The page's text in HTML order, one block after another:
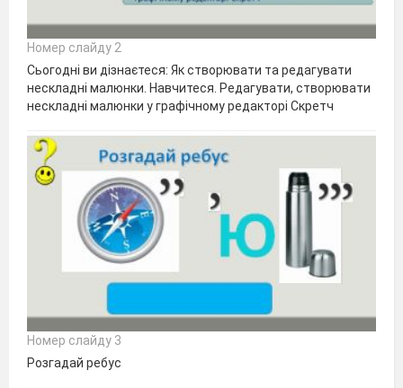
Номер слайду 2
Сьогодні ви дізнаєтеся: Як створювати та редагувати
нескладні малюнки. Навчитеся. Редагувати, створювати
нескладні малюнки у графічному редакторі Скретч
Номер слайду 3
Розгадай ребус